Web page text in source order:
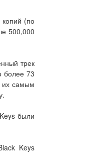
(по
500,000
трек
более 73
их самым
были
Keys